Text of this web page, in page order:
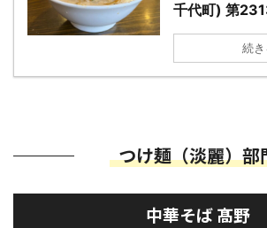
千代町) 第
続
つけ麺（淡麗）部
中華そば 髙野